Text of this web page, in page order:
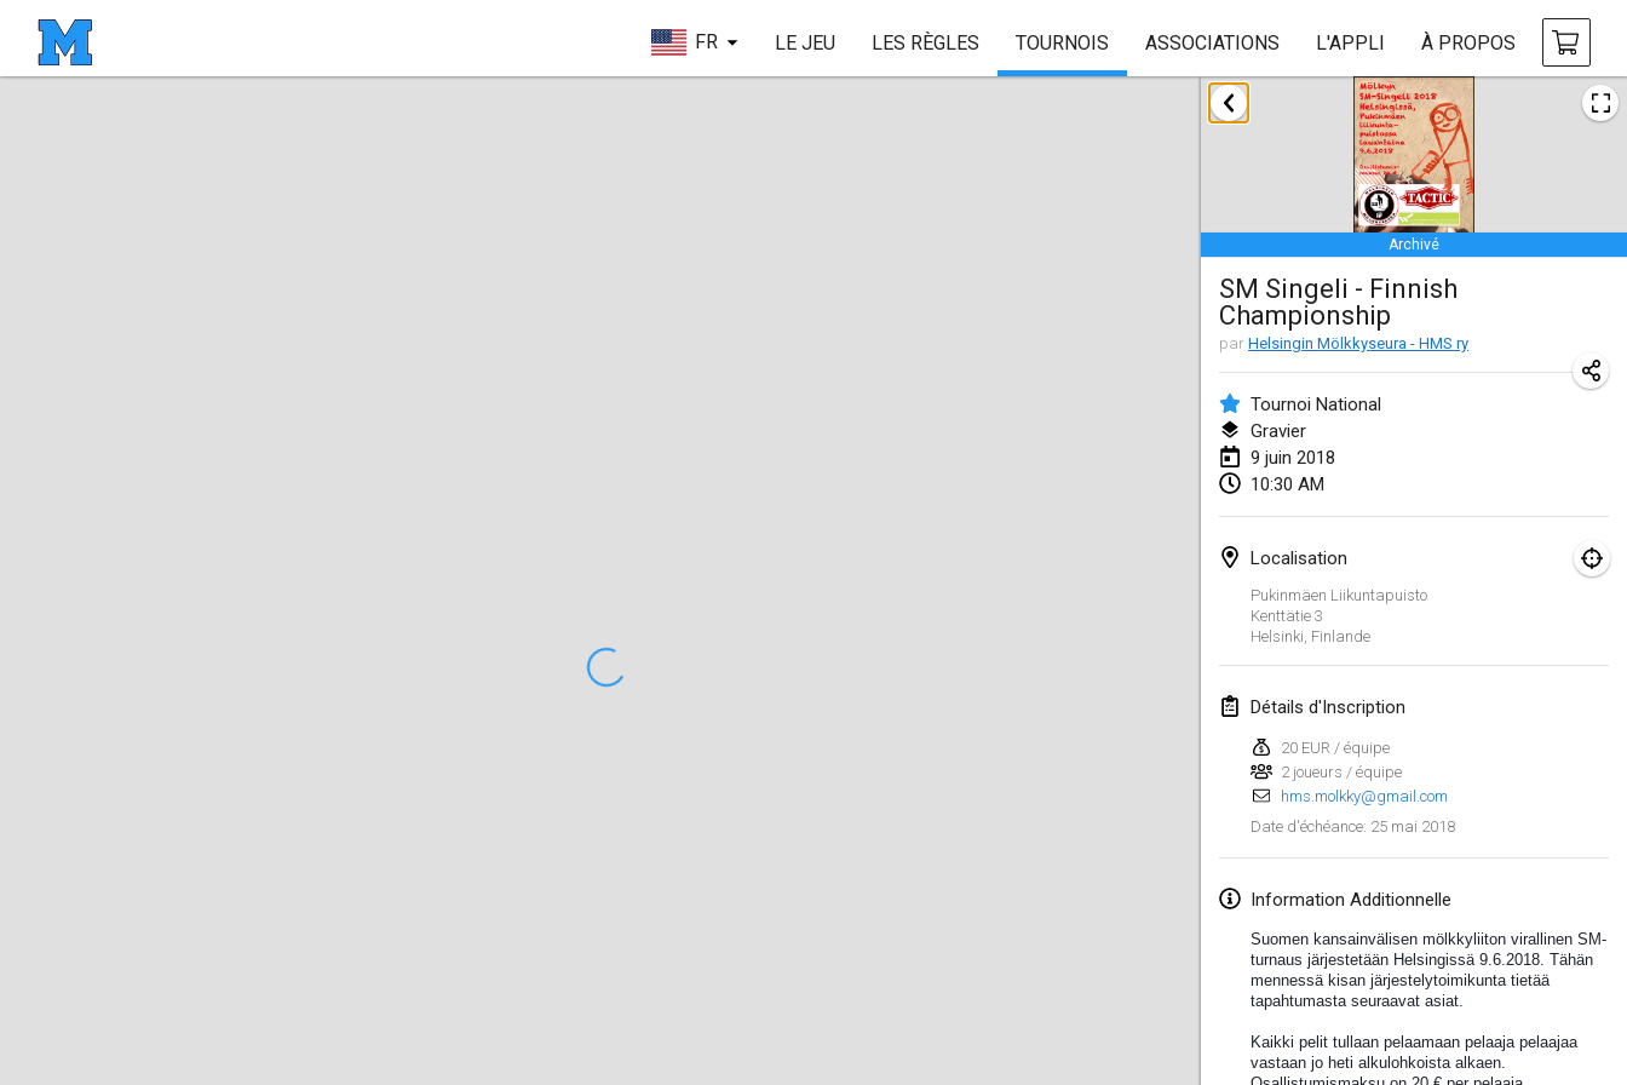
FR LE JEU LES RÈGLES TOURNOIS ASSOCIATIONS L'APPLI À PROPOS
Archivé
SM Singeli - Finnish
Championship
par Helsingin Mölkkyseura - HMS ry
Tournoi National
Gravier
9 juin 2018
10:30 AM
Localisation
Pukinmäen Liikuntapuisto
Kenttätie 3
Helsinki Finlande
Détails d'Inscription
20 EUR / équipe
2 joueurs / équipe
hms.molkky@gmail.com
Date d'échéance: 25 mai 2018
Information Additionnelle
Suomen kansainvälisen mölkkyliiton virallinen SM-
turnaus järjestetään Helsingissä 9.6.2018. Tähän
mennessä kisan järjestelytoimikunta tietää
tapahtumasta seuraavat asiat.
Kaikki pelit tullaan pelaamaan pelaaja pelaajaa
vastaan jo heti alkulohkoista alkaen.
janvier 2018
Open des rois de Mölkky
21 janv. 2018|France
Individuel du Garo
21 janv. 2018|France
Tournoi d'Hiver
27 janv. 2018|France
27 janv. 2018
février 2018
3 févr. 2018|Finlande
Tournoi de la St Valentin
Faschings-Mölkky
11 févr. 2018|Allemagne
SM HalliMölkky - Finnish Championship
24 févr. 2018|Finlande
24 févr. 2018|France